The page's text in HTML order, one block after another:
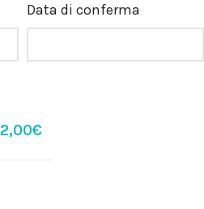
Data di conferma
2,00€